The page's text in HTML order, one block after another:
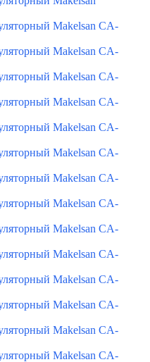
Makelsan CA-
Makelsan CA-
Makelsan CA-
Makelsan CA-
Makelsan CA-
Makelsan CA-
Makelsan CA-
Makelsan CA-
Makelsan CA-
Makelsan CA-
Makelsan CA-
Makelsan CA-
Makelsan CA-
Makelsan CA-